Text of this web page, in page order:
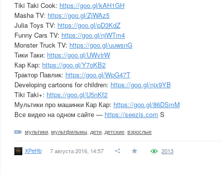
Tiki Taki Cook: https://goo.gl/kAH1GH
Masha TV: https://goo.gl/ZjWAz5
Julia Toys TV: https://goo.gl/pD3KdZ
Funny Cars TV: https://goo.gl/njWTm4
Monster Truck TV: https://goo.gl/uuwsnG
Тики Таки: https://goo.gl/UWvlrW
Кар Кар: https://goo.gl/Y7oKB2
Трактор Павлик: https://goo.gl/WpG47T
Developing cartoons for children: https://goo.gl/njx9YB
Tiki Taki+: https://goo.gl/U5nKf2
Мультики про машинки Кар Кар: https://goo.gl/86DSmM
Все видео на одном сайте — https://seezis.com S
мультики мультфильмы дети детские взрослые
XPeHb 7 августа 2016, 14:57 2013